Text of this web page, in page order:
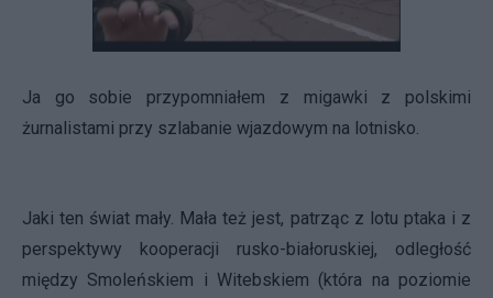
Ja go sobie przypomniałem z migawki z polskimi
żurnalistami przy szlabanie wjazdowym na lotnisko.
Jaki ten świat mały. Mała też jest, patrząc z lotu ptaka i z
perspektywy kooperacji rusko-białoruskiej, odległość
między Smoleńskiem i Witebskiem (która na poziomie